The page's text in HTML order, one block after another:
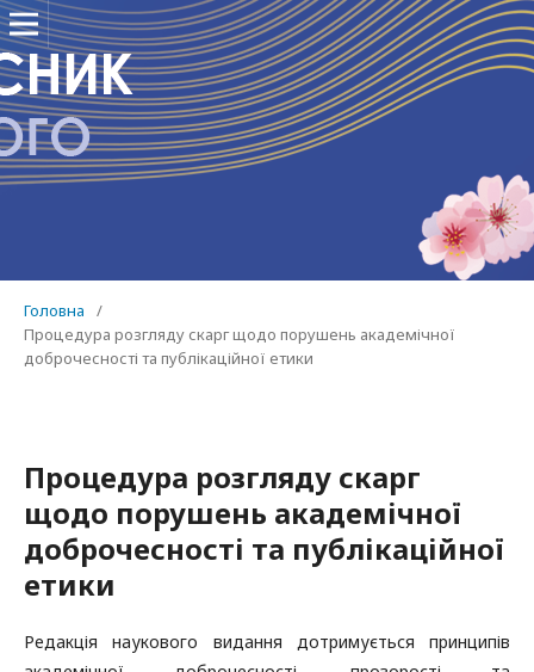
Головна
/
Процедура розгляду скарг щодо порушень академічної
доброчесності та публікаційної етики
Процедура розгляду скарг
щодо порушень академічної
доброчесності та публікаційної
етики
Редакція наукового видання дотримується принципів